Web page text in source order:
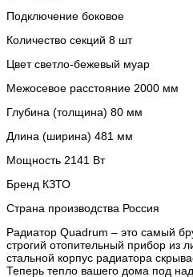
Подключение боковое
Количество секций 8 шт
Цвет светло-бежевый муар
Межосевое расстояние 2000 мм
Глубина (толщина) 80 мм
Длина (ширина) 481 мм
Мощность 2141 Вт
Бренд КЗТО
Страна производства Россия
Радиатор Quadrum – это самый
строгий отопительный прибор из
стальной корпус радиатора
Теперь тепло вашего дома под